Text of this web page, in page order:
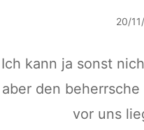
20/
Ich kann ja sonst
aber den
vor uns